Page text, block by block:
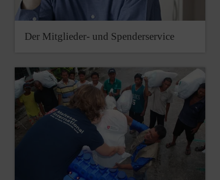
Der Mitglieder- und Spenderservice